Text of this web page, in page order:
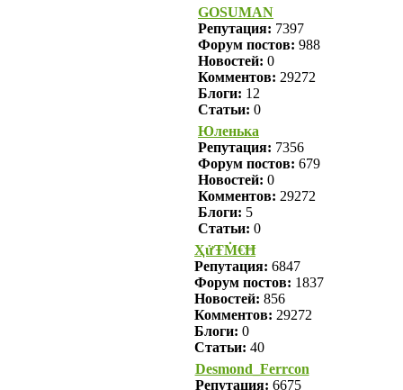
GOSUMAN
Репутация: 7397
Форум постов: 988
Новостей: 0
Комментов: 29272
Блоги: 12
Статьи: 0
Юленька
Репутация: 7356
Форум постов: 679
Новостей: 0
Комментов: 29272
Блоги: 5
Статьи: 0
ҲửŦṀ€Ħ
Репутация: 6847
Форум постов: 1837
Новостей: 856
Комментов: 29272
Блоги: 0
Статьи: 40
Desmond_Ferrcon
Репутация: 6675